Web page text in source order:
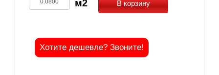
В корзину
Хотите дешевле? Звоните!